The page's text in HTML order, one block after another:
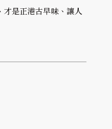
是正港古早味、讓人